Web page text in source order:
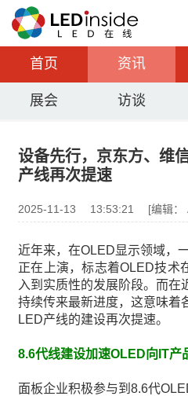
首页 资讯
展会 访谈
设备先行，京东方、维
产线再次提速
2025-11-13 13:53:21 [编辑：
近年来，在OLED显示领域，
正在上演，标志着OLED技术
入到实质性的发展阶段。而在
持续传来最新进度，这意味着
LED产线的建设再次提速。
8.6代线建设加速OLED向IT产
面板企业积极参与到8.6代